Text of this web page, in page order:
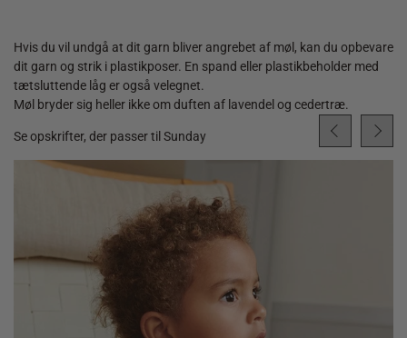
Hvis du vil undgå at dit garn bliver angrebet af møl, kan du opbevare
dit garn og strik i plastikposer. En spand eller plastikbeholder med
tætsluttende låg er også velegnet.
Møl bryder sig heller ikke om duften af lavendel og cedertræ.
Se opskrifter, der passer til Sunday